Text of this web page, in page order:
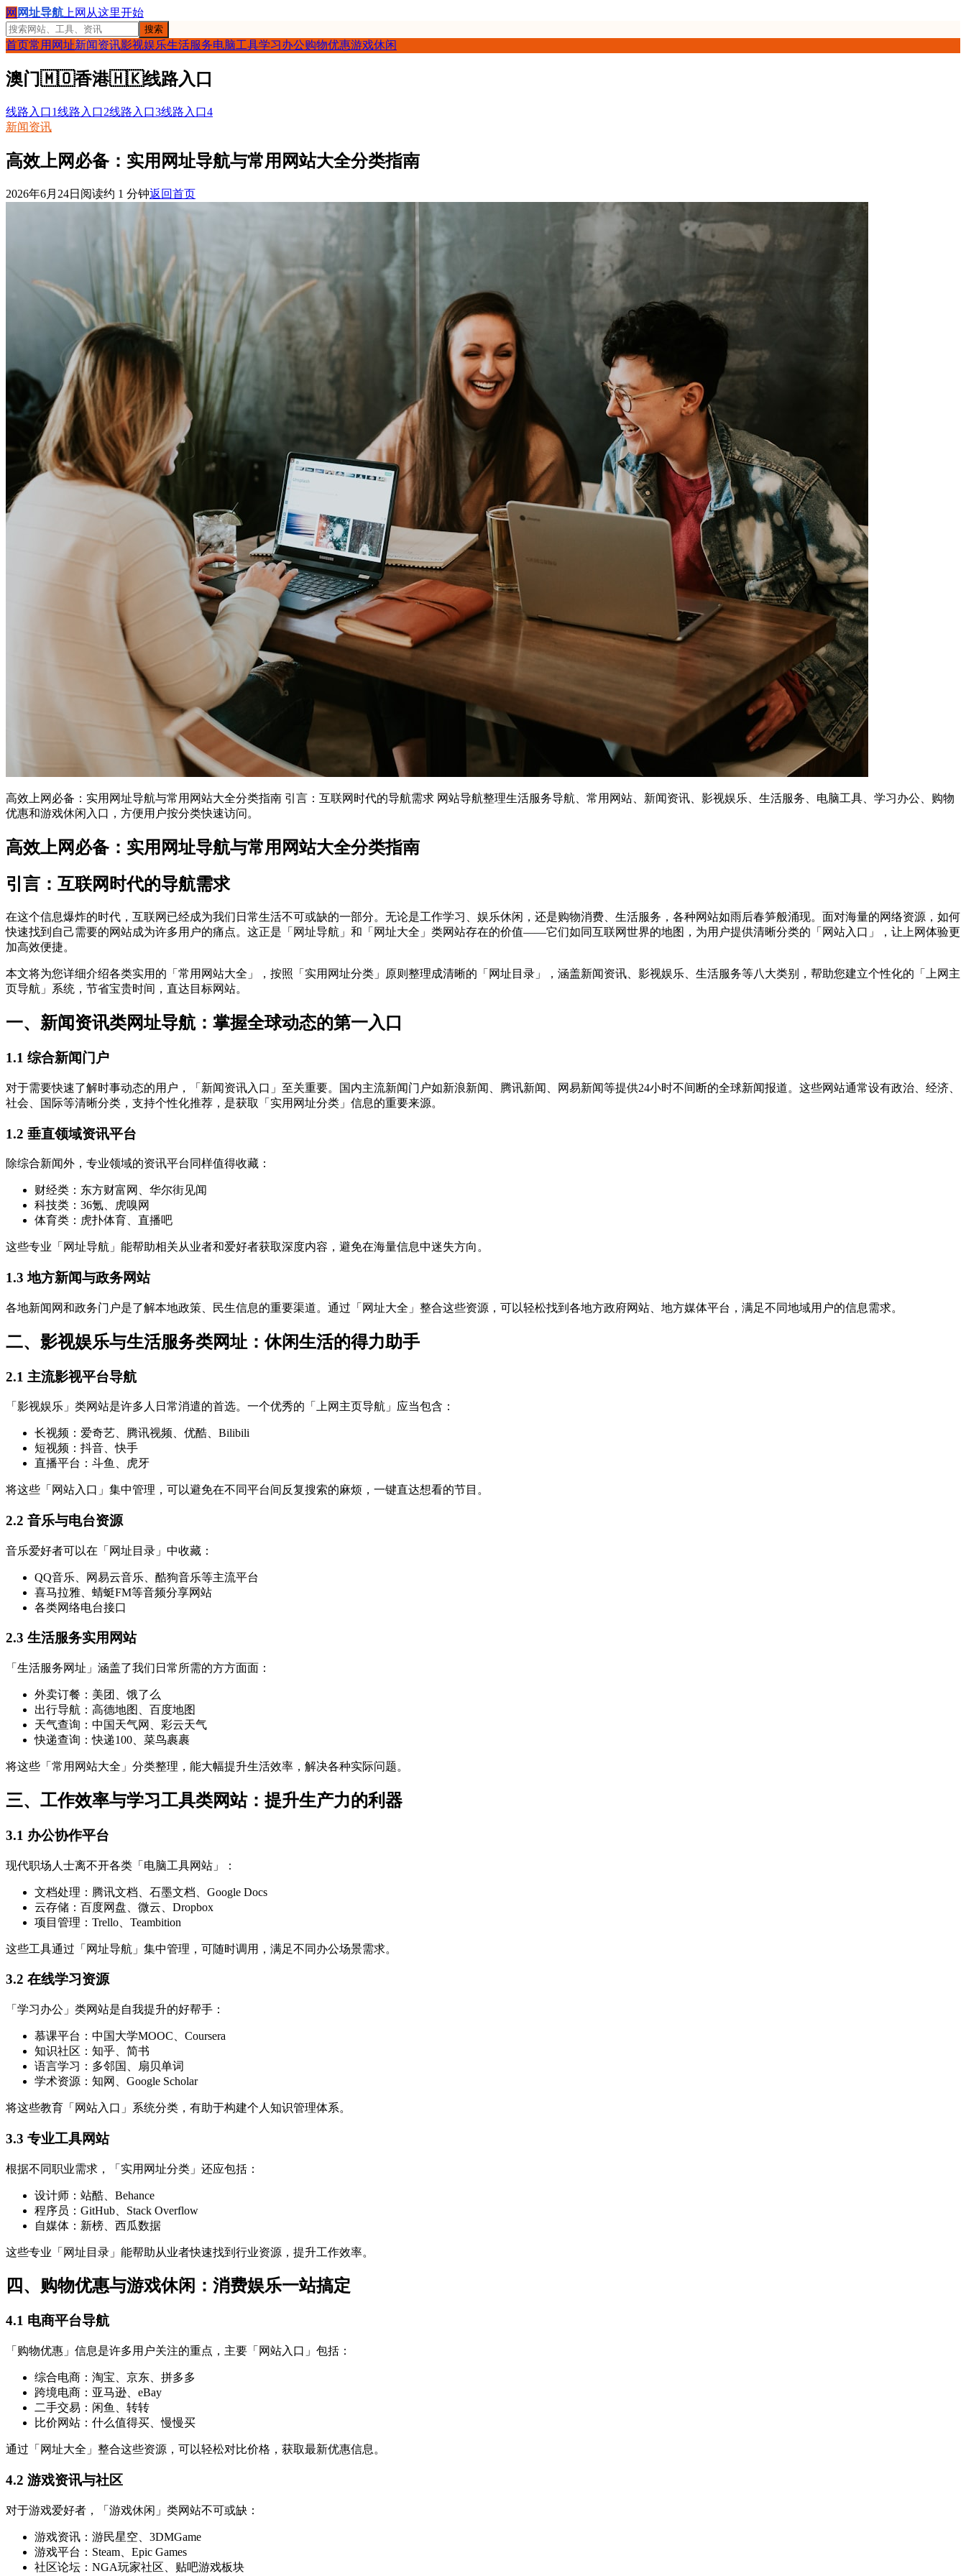
网 网址导航 上网从这里开始
搜索
首页常用网址新闻资讯影视娱乐生活服务电脑工具学习办公购物优惠游戏休闲
澳门🇲🇴香港🇭🇰线路入口
线路入口1线路入口2线路入口3线路入口4
新闻资讯
高效上网必备：实用网址导航与常用网站大全分类指南
2026年6月24日 阅读约 1 分钟返回首页
高效上网必备：实用网址导航与常用网站大全分类指南 引言：互联网时代的导航需求 网站导航整理生活服务导航、常用网站、新闻资讯、影视娱乐、生活服务、电脑工具、学习办公、购物
优惠和游戏休闲入口，方便用户按分类快速访问。
高效上网必备：实用网址导航与常用网站大全分类指南
引言：互联网时代的导航需求
在这个信息爆炸的时代，互联网已经成为我们日常生活不可或缺的一部分。无论是工作学习、娱乐休闲，还是购物消费、生活服务，各种网站如雨后春笋般涌现。面对海量的网络资源，如何
快速找到自己需要的网站成为许多用户的痛点。这正是「网址导航」和「网址大全」类网站存在的价值——它们如同互联网世界的地图，为用户提供清晰分类的「网站入口」，让上网体验更
加高效便捷。
本文将为您详细介绍各类实用的「常用网站大全」，按照「实用网址分类」原则整理成清晰的「网址目录」，涵盖新闻资讯、影视娱乐、生活服务等八大类别，帮助您建立个性化的「上网主
页导航」系统，节省宝贵时间，直达目标网站。
一、新闻资讯类网址导航：掌握全球动态的第一入口
1.1 综合新闻门户
对于需要快速了解时事动态的用户，「新闻资讯入口」至关重要。国内主流新闻门户如新浪新闻、腾讯新闻、网易新闻等提供24小时不间断的全球新闻报道。这些网站通常设有政治、经济、
社会、国际等清晰分类，支持个性化推荐，是获取「实用网址分类」信息的重要来源。
1.2 垂直领域资讯平台
除综合新闻外，专业领域的资讯平台同样值得收藏：
财经类：东方财富网、华尔街见闻
科技类：36氪、虎嗅网
体育类：虎扑体育、直播吧
这些专业「网址导航」能帮助相关从业者和爱好者获取深度内容，避免在海量信息中迷失方向。
1.3 地方新闻与政务网站
各地新闻网和政务门户是了解本地政策、民生信息的重要渠道。通过「网址大全」整合这些资源，可以轻松找到各地方政府网站、地方媒体平台，满足不同地域用户的信息需求。
二、影视娱乐与生活服务类网址：休闲生活的得力助手
2.1 主流影视平台导航
「影视娱乐」类网站是许多人日常消遣的首选。一个优秀的「上网主页导航」应当包含：
长视频：爱奇艺、腾讯视频、优酷、Bilibili
短视频：抖音、快手
直播平台：斗鱼、虎牙
将这些「网站入口」集中管理，可以避免在不同平台间反复搜索的麻烦，一键直达想看的节目。
2.2 音乐与电台资源
音乐爱好者可以在「网址目录」中收藏：
QQ音乐、网易云音乐、酷狗音乐等主流平台
喜马拉雅、蜻蜓FM等音频分享网站
各类网络电台接口
2.3 生活服务实用网站
「生活服务网址」涵盖了我们日常所需的方方面面：
外卖订餐：美团、饿了么
出行导航：高德地图、百度地图
天气查询：中国天气网、彩云天气
快递查询：快递100、菜鸟裹裹
将这些「常用网站大全」分类整理，能大幅提升生活效率，解决各种实际问题。
三、工作效率与学习工具类网站：提升生产力的利器
3.1 办公协作平台
现代职场人士离不开各类「电脑工具网站」：
文档处理：腾讯文档、石墨文档、Google Docs
云存储：百度网盘、微云、Dropbox
项目管理：Trello、Teambition
这些工具通过「网址导航」集中管理，可随时调用，满足不同办公场景需求。
3.2 在线学习资源
「学习办公」类网站是自我提升的好帮手：
慕课平台：中国大学MOOC、Coursera
知识社区：知乎、简书
语言学习：多邻国、扇贝单词
学术资源：知网、Google Scholar
将这些教育「网站入口」系统分类，有助于构建个人知识管理体系。
3.3 专业工具网站
根据不同职业需求，「实用网址分类」还应包括：
设计师：站酷、Behance
程序员：GitHub、Stack Overflow
自媒体：新榜、西瓜数据
这些专业「网址目录」能帮助从业者快速找到行业资源，提升工作效率。
四、购物优惠与游戏休闲：消费娱乐一站搞定
4.1 电商平台导航
「购物优惠」信息是许多用户关注的重点，主要「网站入口」包括：
综合电商：淘宝、京东、拼多多
跨境电商：亚马逊、eBay
二手交易：闲鱼、转转
比价网站：什么值得买、慢慢买
通过「网址大全」整合这些资源，可以轻松对比价格，获取最新优惠信息。
4.2 游戏资讯与社区
对于游戏爱好者，「游戏休闲」类网站不可或缺：
游戏资讯：游民星空、3DMGame
游戏平台：Steam、Epic Games
社区论坛：NGA玩家社区、贴吧游戏板块